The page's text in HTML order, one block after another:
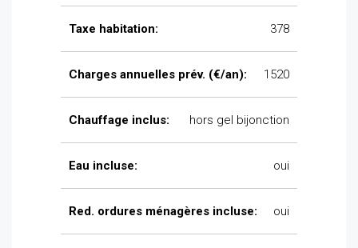
Taxe habitation: 378
Charges annuelles prév. (€/an): 1520
Chauffage inclus: hors gel bijonction
Eau incluse: oui
Red. ordures ménagères incluse: oui